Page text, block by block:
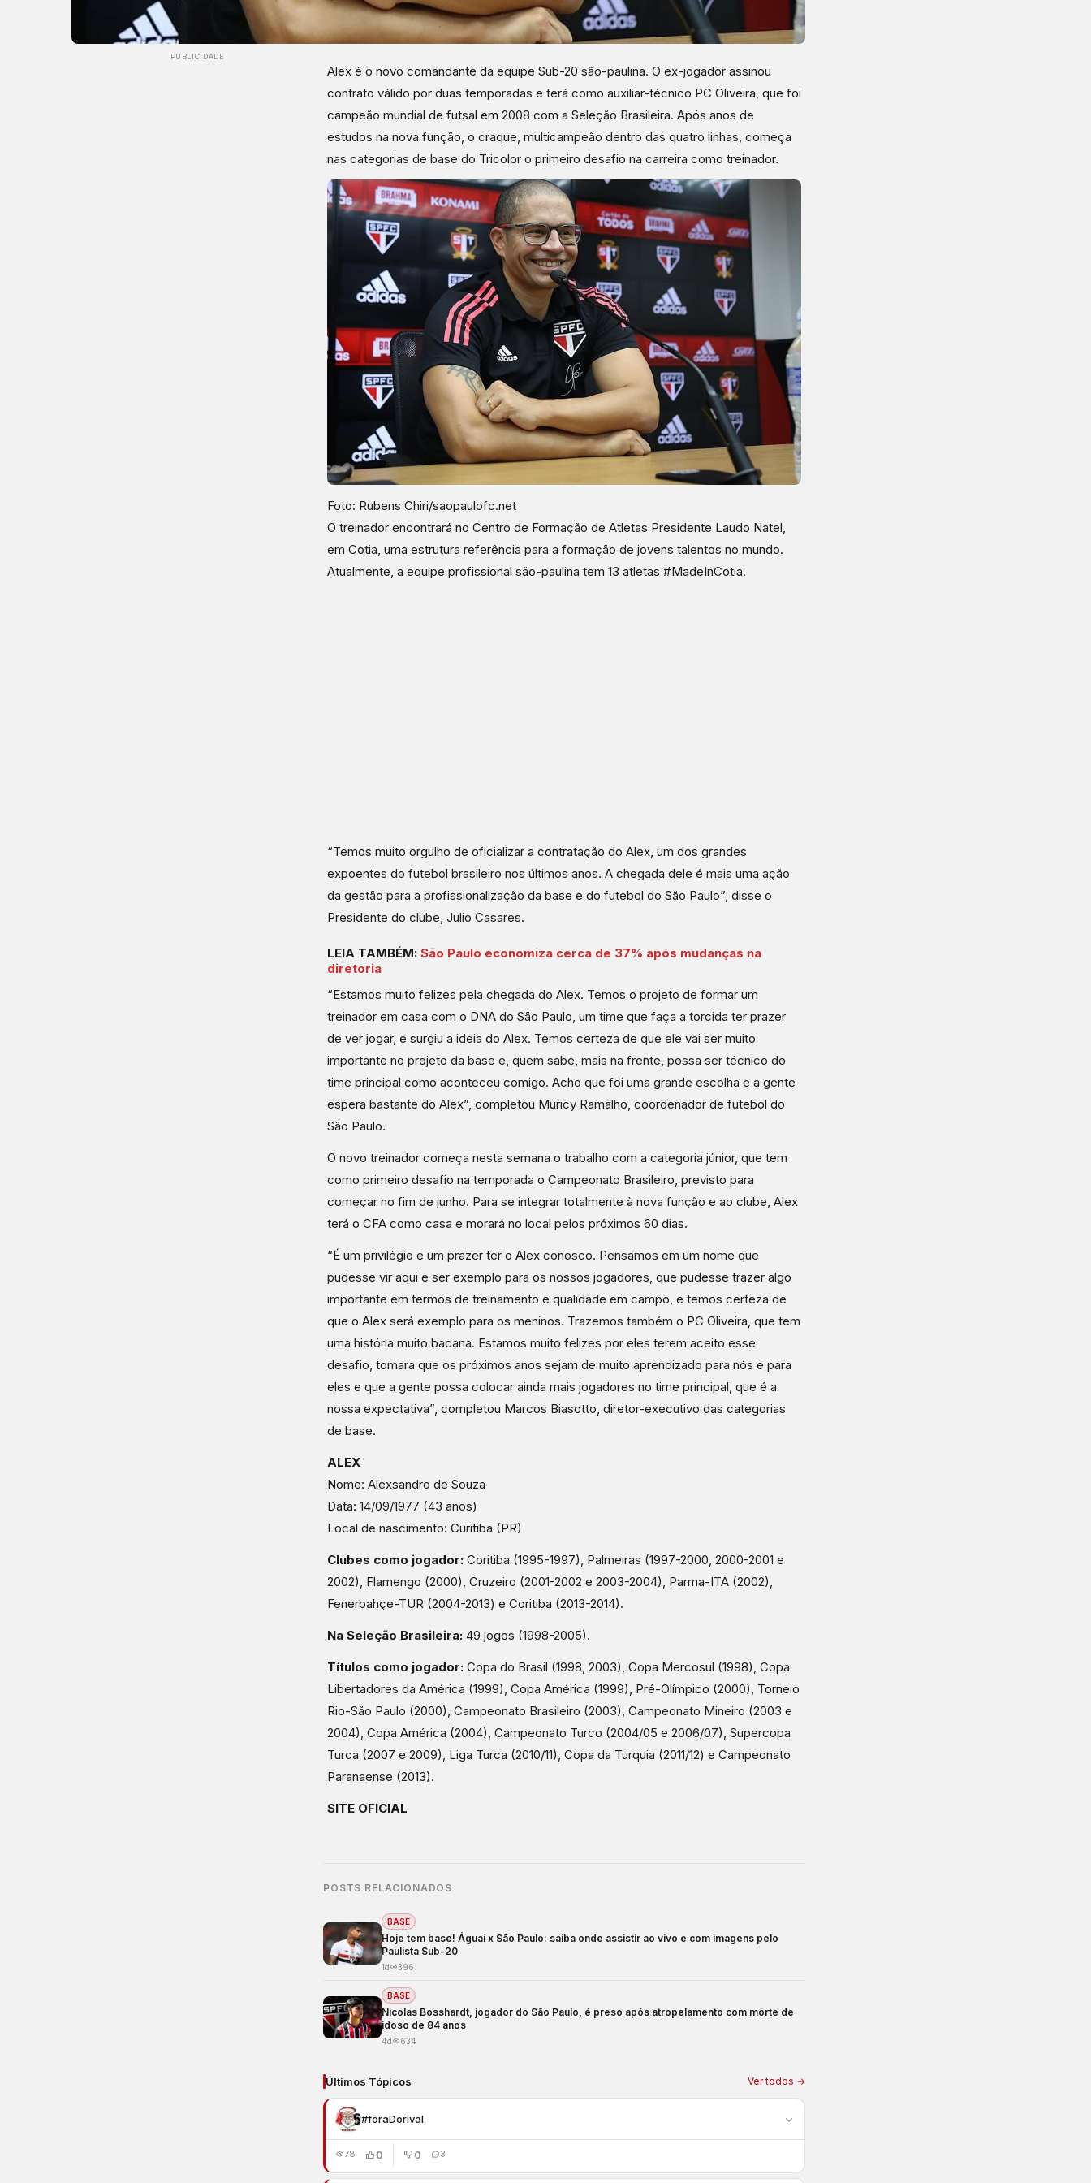
PUBLICIDADE
Alex é o novo comandante da equipe Sub-20 são-paulina. O ex-jogador assinou
contrato válido por duas temporadas e terá como auxiliar-técnico PC Oliveira, que foi
campeão mundial de futsal em 2008 com a Seleção Brasileira. Após anos de
estudos na nova função, o craque, multicampeão dentro das quatro linhas, começa
nas categorias de base do Tricolor o primeiro desafio na carreira como treinador.
Foto: Rubens Chiri/saopaulofc.net
O treinador encontrará no Centro de Formação de Atletas Presidente Laudo Natel,
em Cotia, uma estrutura referência para a formação de jovens talentos no mundo.
Atualmente, a equipe profissional são-paulina tem 13 atletas #MadeInCotia.
“Temos muito orgulho de oficializar a contratação do Alex, um dos grandes
expoentes do futebol brasileiro nos últimos anos. A chegada dele é mais uma ação
da gestão para a profissionalização da base e do futebol do São Paulo”, disse o
Presidente do clube, Julio Casares.
LEIA TAMBÉM: São Paulo economiza cerca de 37% após mudanças na
diretoria
“Estamos muito felizes pela chegada do Alex. Temos o projeto de formar um
treinador em casa com o DNA do São Paulo, um time que faça a torcida ter prazer
de ver jogar, e surgiu a ideia do Alex. Temos certeza de que ele vai ser muito
importante no projeto da base e, quem sabe, mais na frente, possa ser técnico do
time principal como aconteceu comigo. Acho que foi uma grande escolha e a gente
espera bastante do Alex”, completou Muricy Ramalho, coordenador de futebol do
São Paulo.
O novo treinador começa nesta semana o trabalho com a categoria júnior, que tem
como primeiro desafio na temporada o Campeonato Brasileiro, previsto para
começar no fim de junho. Para se integrar totalmente à nova função e ao clube, Alex
terá o CFA como casa e morará no local pelos próximos 60 dias.
“É um privilégio e um prazer ter o Alex conosco. Pensamos em um nome que
pudesse vir aqui e ser exemplo para os nossos jogadores, que pudesse trazer algo
importante em termos de treinamento e qualidade em campo, e temos certeza de
que o Alex será exemplo para os meninos. Trazemos também o PC Oliveira, que tem
uma história muito bacana. Estamos muito felizes por eles terem aceito esse
desafio, tomara que os próximos anos sejam de muito aprendizado para nós e para
eles e que a gente possa colocar ainda mais jogadores no time principal, que é a
nossa expectativa”, completou Marcos Biasotto, diretor-executivo das categorias
de base.
ALEX
Nome: Alexsandro de Souza
Data: 14/09/1977 (43 anos)
Local de nascimento: Curitiba (PR)
Clubes como jogador: Coritiba (1995-1997), Palmeiras (1997-2000, 2000-2001 e
2002), Flamengo (2000), Cruzeiro (2001-2002 e 2003-2004), Parma-ITA (2002),
Fenerbahçe-TUR (2004-2013) e Coritiba (2013-2014).
Na Seleção Brasileira: 49 jogos (1998-2005).
Títulos como jogador: Copa do Brasil (1998, 2003), Copa Mercosul (1998), Copa
Libertadores da América (1999), Copa América (1999), Pré-Olímpico (2000), Torneio
Rio-São Paulo (2000), Campeonato Brasileiro (2003), Campeonato Mineiro (2003 e
2004), Copa América (2004), Campeonato Turco (2004/05 e 2006/07), Supercopa
Turca (2007 e 2009), Liga Turca (2010/11), Copa da Turquia (2011/12) e Campeonato
Paranaense (2013).
SITE OFICIAL
POSTS RELACIONADOS
BASE
Hoje tem base! Águaí x São Paulo: saiba onde assistir ao vivo e com imagens pelo
Paulista Sub-20
1d 396
BASE
Nicolas Bosshardt, jogador do São Paulo, é preso após atropelamento com morte de
idoso de 84 anos
4d 634
Últimos Tópicos Ver todos →
#foraDorival
78 0 0 3